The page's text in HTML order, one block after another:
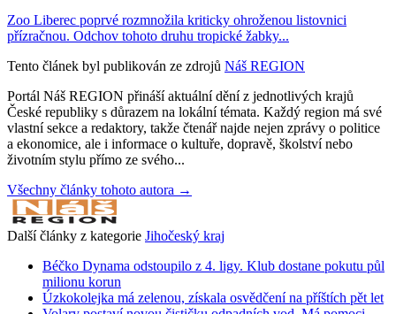
Zoo Liberec poprvé rozmnožila kriticky ohroženou listovnici
přízračnou. Odchov tohoto druhu tropické žabky...
Tento článek byl publikován ze zdrojů Náš REGION
Portál Náš REGION přináší aktuální dění z jednotlivých krajů
České republiky s důrazem na lokální témata. Každý region má své
vlastní sekce a redaktory, takže čtenář najde nejen zprávy o politice
a ekonomice, ale i informace o kultuře, dopravě, školství nebo
životním stylu přímo ze svého...
Všechny články tohoto autora →
Další články z kategorie Jihočeský kraj
Béčko Dynama odstoupilo z 4. ligy. Klub dostane pokutu půl
milionu korun
Úzkokolejka má zelenou, získala osvědčení na příštích pět let